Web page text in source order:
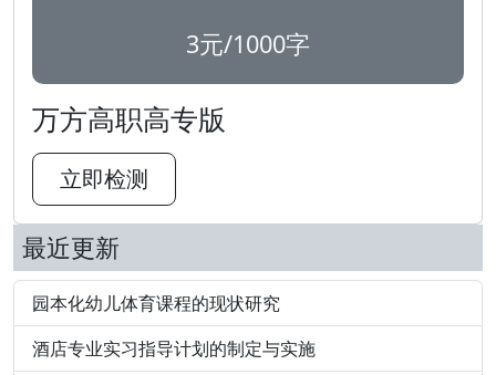
3元/1000字
万方高职高专版
立即检测
最近更新
园本化幼儿体育课程的现状研究
酒店专业实习指导计划的制定与实施